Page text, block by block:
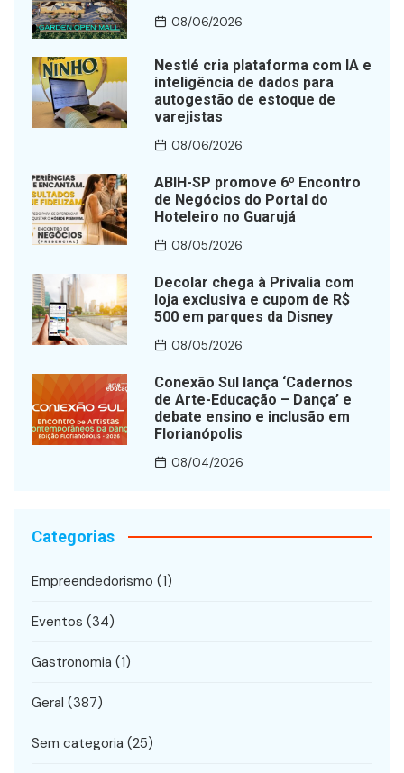
08/06/2026
Nestlé cria plataforma com IA e
inteligência de dados para
autogestão de estoque de
varejistas
08/06/2026
ABIH-SP promove 6º Encontro
de Negócios do Portal do
Hoteleiro no Guarujá
08/05/2026
Decolar chega à Privalia com
loja exclusiva e cupom de R$
500 em parques da Disney
08/05/2026
Conexão Sul lança ‘Cadernos
de Arte-Educação – Dança’ e
debate ensino e inclusão em
Florianópolis
08/04/2026
Categorias
Empreendedorismo (1)
Eventos (34)
Gastronomia (1)
Geral (387)
Sem categoria (25)